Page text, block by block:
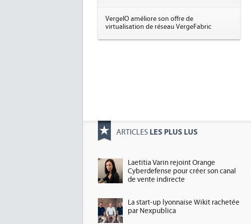
VergeIO améliore son offre de
virtualisation de réseau VergeFabric
ARTICLES LES PLUS LUS
Laetitia Varin rejoint Orange
Cyberdefense pour créer son canal
de vente indirecte
La start-up lyonnaise Wikit rachetée
par Nexpublica